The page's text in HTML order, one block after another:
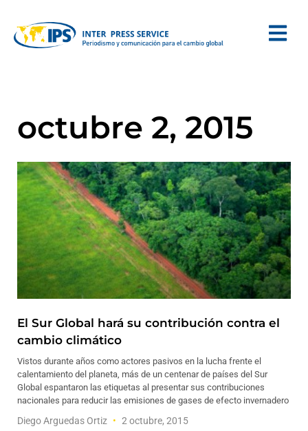
octubre 2, 2015
El Sur Global hará su contribución contra el
cambio climático
Vistos durante años como actores pasivos en la lucha frente el
calentamiento del planeta, más de un centenar de países del Sur
Global espantaron las etiquetas al presentar sus contribuciones
nacionales para reducir las emisiones de gases de efecto invernadero
Diego Arguedas Ortiz 2 octubre, 2015